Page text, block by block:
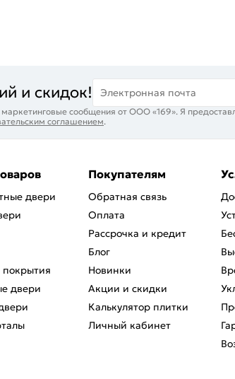
и скидок! Электронная почта
сообщения от ООО «169». Я
соглашением.
двери
двери
Покупателям
Обратная связь
Оплата
Рассрочка и кредит
Блог
Новинки
Акции и скидки
Калькулятор плитки
Личный кабинет